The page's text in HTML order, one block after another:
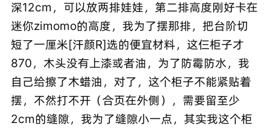
深12cm，可以放两排娃娃，第二排高度刚好卡在
迷你zimomo的高度，我为了摆那排，把台阶切
短了一厘米[汗颜R]选的便宜材料，这仨柜子才
870，木头没有上漆或者油，为了防霉防水，我
自己给擦了木蜡油，对了，这个柜子不能紧贴着
摆，不然打不开（合页在外侧），需要留至少
2cm的缝隙，我为了缝隙小一点，其实我这个柜